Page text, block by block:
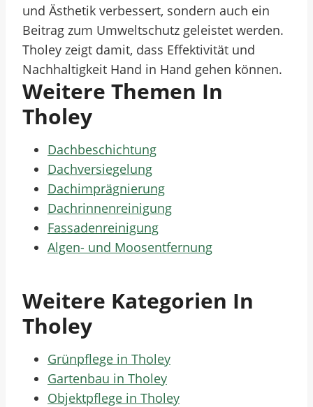
und Ästhetik verbessert, sondern auch ein
Beitrag zum Umweltschutz geleistet werden.
Tholey zeigt damit, dass Effektivität und
Nachhaltigkeit Hand in Hand gehen können.
Weitere Themen In
Tholey
Dachbeschichtung
Dachversiegelung
Dachimprägnierung
Dachrinnenreinigung
Fassadenreinigung
Algen- und Moosentfernung
Weitere Kategorien In
Tholey
Grünpflege in Tholey
Gartenbau in Tholey
Objektpflege in Tholey